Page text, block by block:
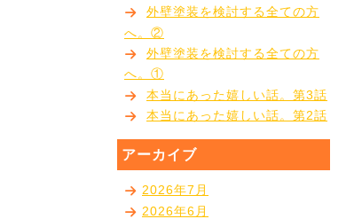
外壁塗装を検討する全ての方
へ。②
外壁塗装を検討する全ての方
へ。①
本当にあった嬉しい話。第3話
本当にあった嬉しい話。第2話
アーカイブ
2026年7月
2026年6月